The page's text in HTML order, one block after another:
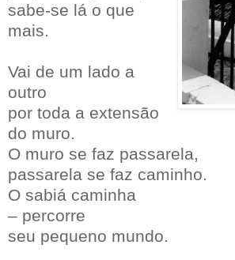
sabe-se lá o que
mais.
Vai de um lado a
outro
por toda a extensão
do muro.
O muro se faz passarela,
passarela se faz caminho.
O sabiá caminha
– percorre
seu pequeno mundo.